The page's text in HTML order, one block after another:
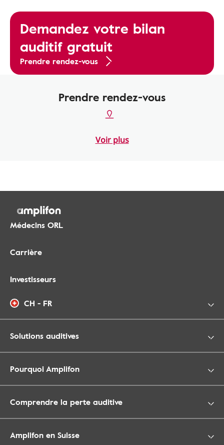
Demandez votre bilan
auditif gratuit
Prendre rendez-vous
Prendre rendez-vous
Voir plus
Médecins ORL
Carrière
Investisseurs
CH - FR
Solutions auditives
Pourquoi Amplifon
Comprendre la perte auditive
Amplifon en Suisse